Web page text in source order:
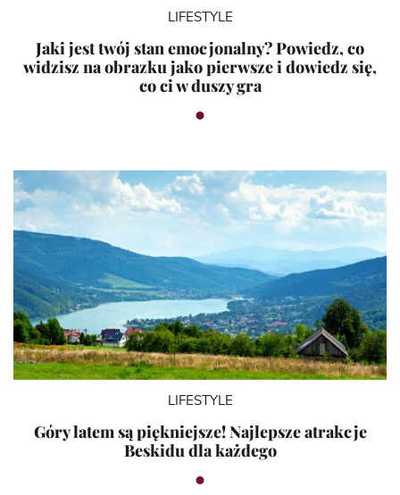
LIFESTYLE
Jaki jest twój stan emocjonalny? Powiedz, co
widzisz na obrazku jako pierwsze i dowiedz się,
co ci w duszy gra
LIFESTYLE
Góry latem są piękniejsze! Najlepsze atrakcje
Beskidu dla każdego